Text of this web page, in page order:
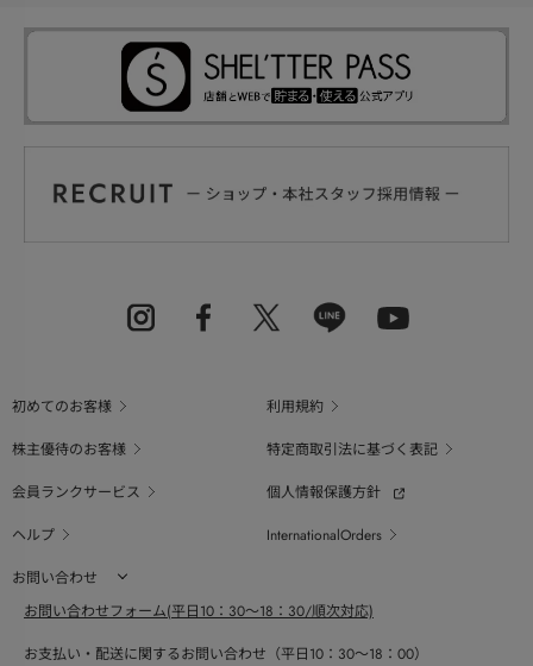
初めてのお客様
利用規約
株主優待のお客様
特定商取引法に基づく表記
会員ランクサービス
個人情報保護方針
ヘルプ
InternationalOrders
お問い合わせ
お問い合わせフォーム(平日10：30～18：30/順次対応)
お支払い・配送に関するお問い合わせ（平日10：30～18：00）